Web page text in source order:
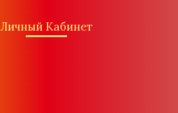
Личный Кабинет